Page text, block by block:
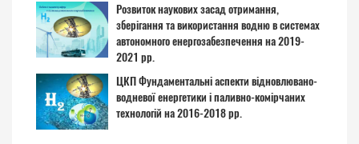
Розвиток наукових засад отримання,
зберігання та використання водню в системах
автономного енергозабезпечення на 2019-
2021 рр.
ЦКП Фундаментальні аспекти відновлювано-
водневої енергетики і паливно-комірчаних
технологій на 2016-2018 рр.